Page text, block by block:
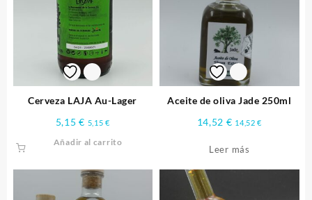
Cerveza LAJA Au-Lager
5,15€ 5,15€
Añadir al carrito
Aceite de oliva Jade 250ml
14,52 € 14,52€
Leer más